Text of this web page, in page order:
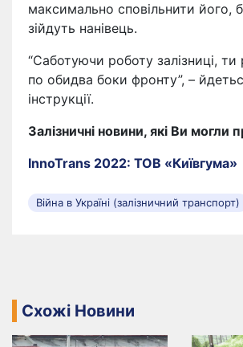
максимально сповільнити його,
зійдуть нанівець.
“Саботуючи роботу залізниці,
по обидва боки фронту”, –
інструкції.
Залізничні новини, які Ви могли
InnoTrans 2022: ТОВ «Київгума»
Війна в Україні (залізничний транспорт)
Схожі Новини